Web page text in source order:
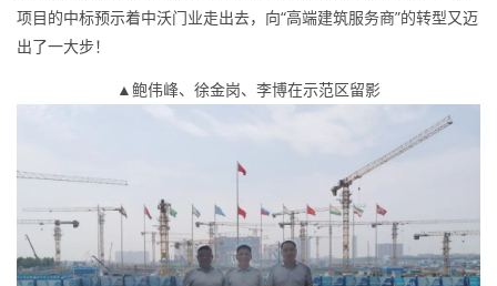
项目的中标预示着中沃门业走出去，向“高端建筑服务商”的转型又迈
出了一大步！
▲鲍伟峰、徐金岗、李博在示范区留影